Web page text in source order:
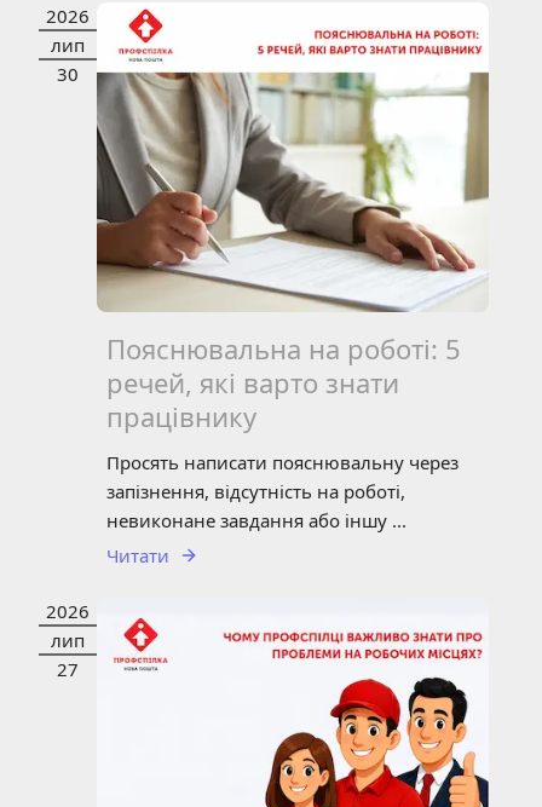
2026
лип
30
НОВИНИ
Пояснювальна на роботі: 5
речей, які варто знати
працівнику
Просять написати пояснювальну через
запізнення, відсутність на роботі,
невиконане завдання або іншу ...
Читати
2026
лип
27